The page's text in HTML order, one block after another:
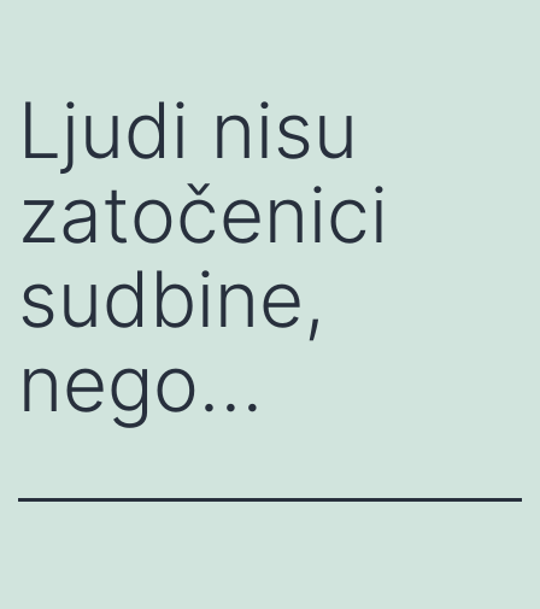
Ljudi nisu
zatočenici
sudbine,
nego…